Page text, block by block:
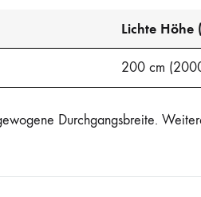
Lichte Höhe
200 cm
Durchgangsbreite.